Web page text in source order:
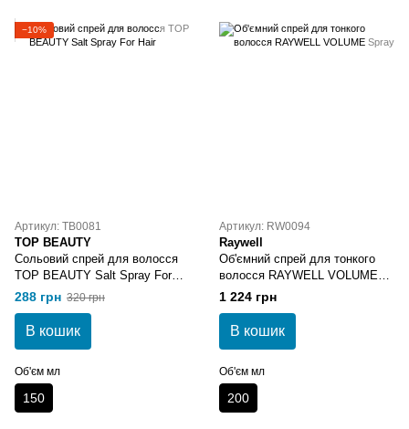
−10%
Артикул: TB0081
TOP BEAUTY
Сольовий спрей для волосся
TOP BEAUTY Salt Spray For
Hair
288 грн 320 грн
В кошик
Об'єм мл
150
Артикул: RW0094
Raywell
Об'ємний спрей для тонкого
волосся RAYWELL VOLUME
Spray
1 224 грн
В кошик
Об'єм мл
200